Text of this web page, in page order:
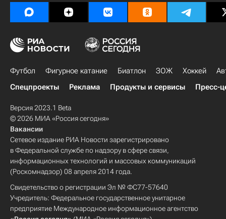
Футбол Фигурное катание Биатлон ЗОЖ Хоккей
Спецпроекты
Реклама Продукты и сервисы Пресс-
Версия 2023.1 Beta
© 2026 МИА «Россия сегодня»
Вакансии
Сетевое издание РИА Новости зарегистрировано
в Федеральной службе по надзору в сфере связи,
информационных технологий и массовых коммуникаций
(Роскомнадзор) 08 апреля 2014 года.
Свидетельство о регистрации Эл № ФС77-57640
Учредитель: Федеральное государственное унитарное
предприятие Международное информационное агентство